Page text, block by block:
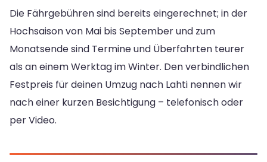
Die Fährgebühren sind bereits eingerechnet; in der
Hochsaison von Mai bis September und zum
Monatsende sind Termine und Überfahrten teurer
als an einem Werktag im Winter. Den verbindlichen
Festpreis für deinen Umzug nach Lahti nennen wir
nach einer kurzen Besichtigung – telefonisch oder
per Video.